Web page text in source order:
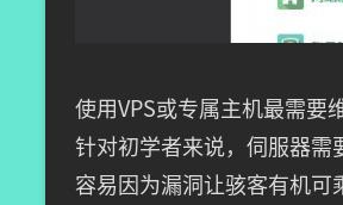
使用VPS或专属主机最需要
针对初学者来说，伺服器需
容易因为漏洞让骇客有机可